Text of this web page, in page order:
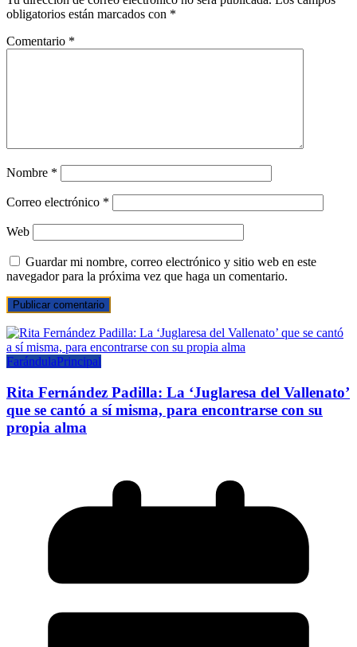
obligatorios están marcados con *
Comentario *
Nombre *
Correo electrónico *
Web
Guardar mi nombre, correo electrónico y sitio web en este
navegador para la próxima vez que haga un comentario.
FarándulaPrincipal
Rita Fernández Padilla: La ‘Juglaresa del Vallenato’
que se cantó a sí misma, para encontrarse con su
propia alma